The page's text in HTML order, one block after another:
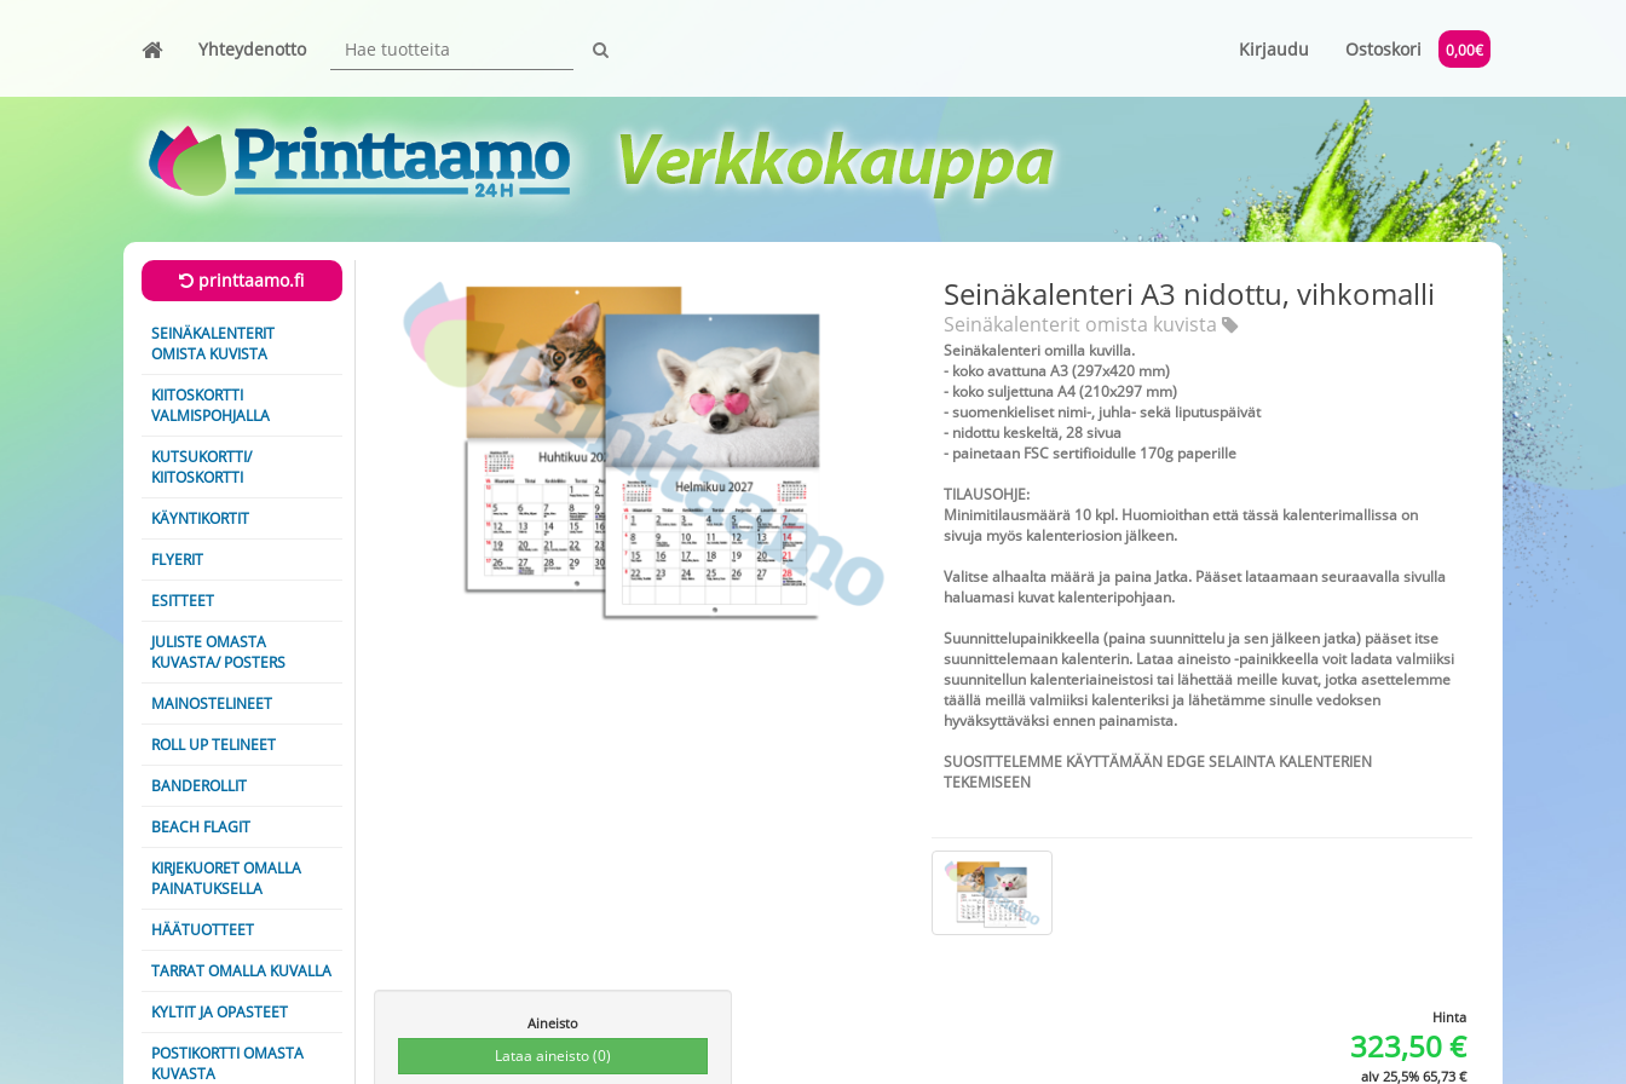
Yhteydenotto Kirjaudu Ostoskori 0,00€
printtaamo.fi
SEINÄKALENTERIT
OMISTA KUVISTA
KIITOSKORTTI
VALMISPOHJALLA
KUTSUKORTTI/
KIITOSKORTTI
KÄYNTIKORTIT
FLYERIT
ESITTEET
JULISTE OMASTA
KUVASTA/ POSTERS
MAINOSTELINEET
ROLL UP TELINEET
BANDEROLLIT
BEACH FLAGIT
KIRJEKUORET OMALLA
PAINATUKSELLA
HÄÄTUOTTEET
TARRAT OMALLA KUVALLA
KYLTIT JA OPASTEET
POSTIKORTTI OMASTA
KUVASTA
Seinäkalenteri A3 nidottu, vihkomalli
Seinäkalenterit omista kuvista
Seinäkalenteri omilla kuvilla.
- koko avattuna A3 (297x420 mm)
- koko suljettuna A4 (210x297 mm)
- suomenkieliset nimi-, juhla- sekä liputuspäivät
- nidottu keskeltä, 28 sivua
- painetaan FSC sertifioidulle 170g paperille
TILAUSOHJE:
Minimitilausmäärä 10 kpl. Huomioithan että tässä kalenterimallissa on
sivuja myös kalenteriosion jälkeen.
Valitse alhaalta määrä ja paina Jatka. Pääset lataamaan seuraavalla sivulla
haluamasi kuvat kalenteripohjaan.
Suunnittelupainikkeella (paina suunnittelu ja sen jälkeen jatka) pääset itse
suunnittelemaan kalenterin. Lataa aineisto -painikkeella voit ladata valmiiksi
suunnitellun kalenteriaineistosi tai lähettää meille kuvat, jotka asettelemme
täällä meillä valmiiksi kalenteriksi ja lähetämme sinulle vedoksen
hyväksyttäväksi ennen painamista.
SUOSITTELEMME KÄYTTÄMÄÄN EDGE SELAINTA KALENTERIEN
TEKEMISEEN
Aineisto
Lataa aineisto(0)
Hinta
323,50€
alv 25,5% 65,73€